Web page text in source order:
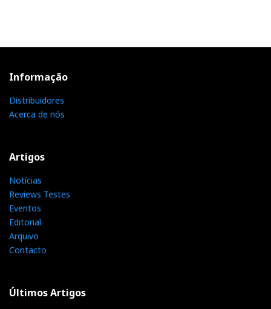
Informação
Distribuidores
Acerca de nós
Artigos
Notícias
Reviews Testes
Eventos
Editorial
Arquivo
Contacto
Últimos Artigos